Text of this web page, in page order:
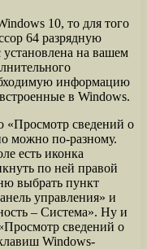
10, то для того
64 разрядную
установлена на вашем
информацию
в Windows.
«Просмотр сведений о
можно по-разному.
есть иконка
по ней правой
выбрать пункт
управления» и
– Система». Ну и
сведений о
Windows-